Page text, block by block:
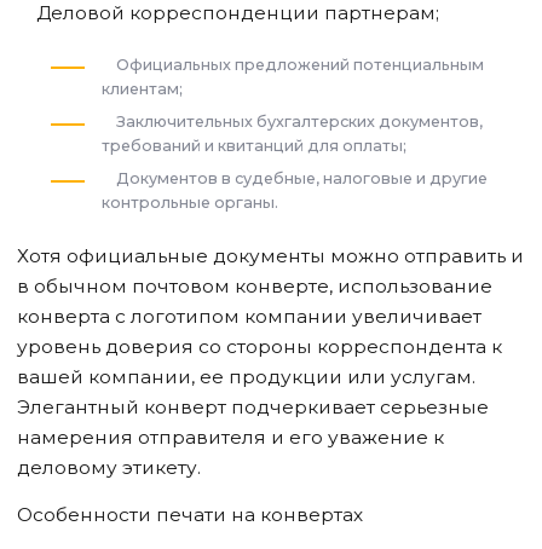
Деловой корреспонденции партнерам;
Официальных предложений потенциальным
клиентам;
Заключительных бухгалтерских документов,
требований и квитанций для оплаты;
Документов в судебные, налоговые и другие
контрольные органы.
Хотя официальные документы можно отправить и
в обычном почтовом конверте, использование
конверта с логотипом компании увеличивает
уровень доверия со стороны корреспондента к
вашей компании, ее продукции или услугам.
Элегантный конверт подчеркивает серьезные
намерения отправителя и его уважение к
деловому этикету.
Особенности печати на конвертах